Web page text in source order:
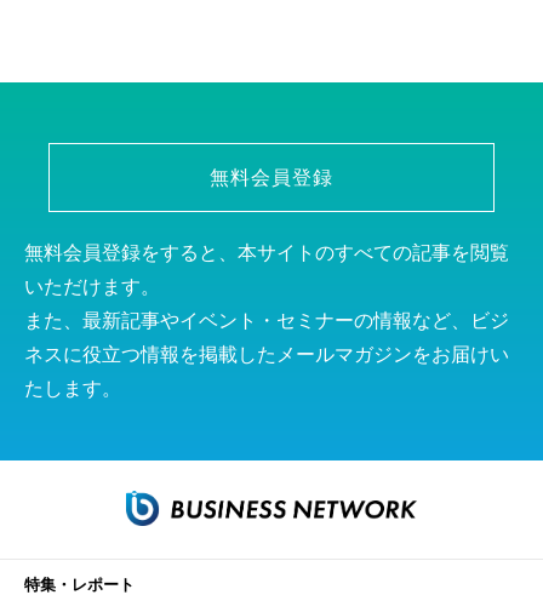
無料会員登録
無料会員登録をすると、本サイトのすべての記事を閲覧
いただけます。
また、最新記事やイベント・セミナーの情報など、ビジ
ネスに役立つ情報を掲載したメールマガジンをお届けい
たします。
特集・レポート